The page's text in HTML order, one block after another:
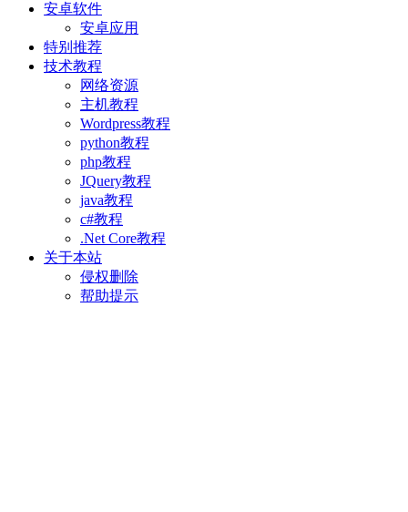
安卓软件
安卓应用
特别推荐
技术教程
网络资源
主机教程
Wordpress教程
python教程
php教程
JQuery教程
java教程
c#教程
.Net Core教程
关于本站
侵权删除
帮助提示